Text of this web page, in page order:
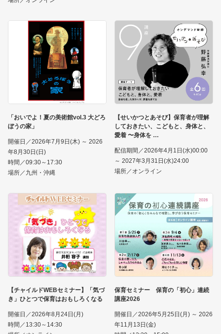
「おいでよ！夏の美術館vol.3 大どろ
ぼうの家」
開催日／2026年7月9日(木) ～ 2026
年8月30日(日)
時間／09:30～17:30
場所／九州・沖縄
【せいかつとあそび】保育者が理解
しておきたい、こどもと、身体と、
愛着 〜身体を
配信期間／2026年4月1日(水)00:00
～ 2027年3月31日(水)24:00
場所／オンライン
【チャイルドWEBセミナー】「気づ
き」ひとつで保育はおもしろくなる
開催日／2026年8月24日(月)
時間／13:30～14:30
保育セミナー 保育の「初心」連続
講座2026
開催日／2026年5月25日(月) ～ 2026
年11月13日(金)